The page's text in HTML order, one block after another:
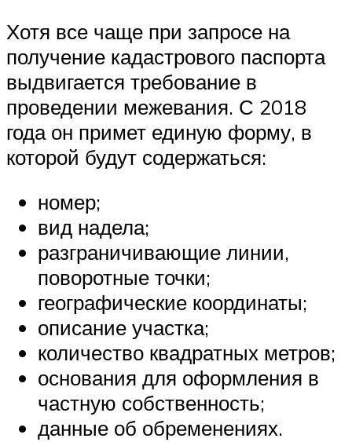
Хотя все чаще при запросе на
получение кадастрового паспорта
выдвигается требование в
проведении межевания. С 2018
года он примет единую форму, в
которой будут содержаться:
номер;
вид надела;
разграничивающие линии,
поворотные точки;
географические координаты;
описание участка;
количество квадратных метров;
основания для оформления в
частную собственность;
данные об обременениях.